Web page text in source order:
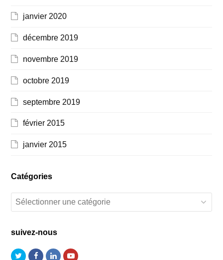
janvier 2020
décembre 2019
novembre 2019
octobre 2019
septembre 2019
février 2015
janvier 2015
Catégories
Catégories
suivez-nous
TwitterFacebook
LinkedInYoutube